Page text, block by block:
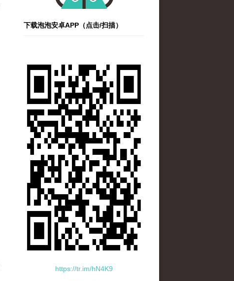
下载泡泡安卓APP（点击/扫描）
https://tr.im/hN4K9